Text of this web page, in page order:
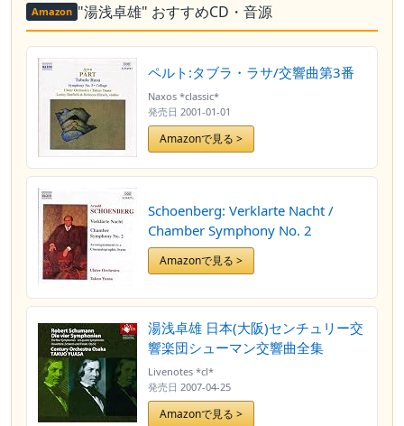
Amazon "湯浅卓雄" おすすめCD・音源
ペルト:タブラ・ラサ/交響曲第3番
Naxos *classic*
発売日 2001-01-01
Amazonで見る >
Schoenberg: Verklarte Nacht /
Chamber Symphony No. 2
Amazonで見る >
湯浅卓雄 日本(大阪)センチュリー交
響楽団シューマン交響曲全集
Livenotes *cl*
発売日 2007-04-25
Amazonで見る >